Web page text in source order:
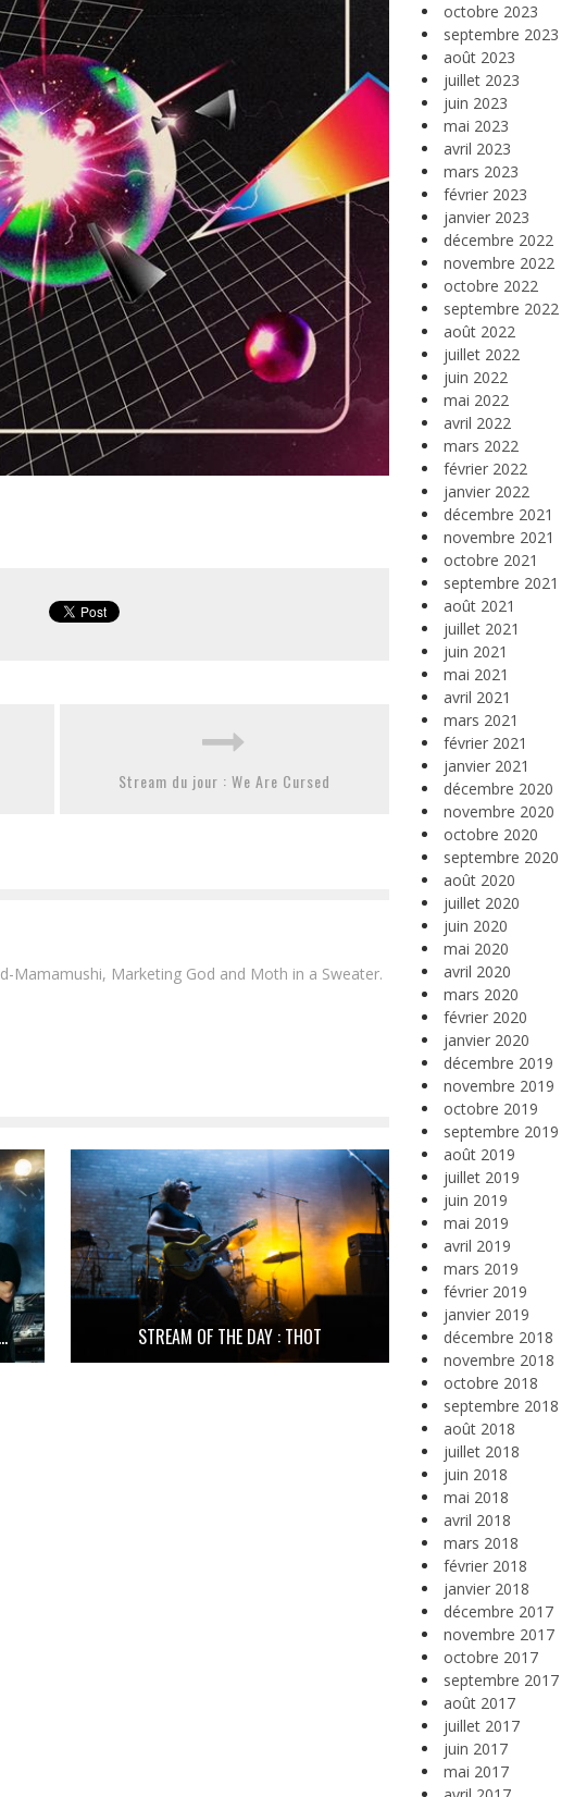
Stream du jour : We Are Cursed
Mamamushi, Marketing God and Moth in a Sweater.
STREAM OF THE DAY : THOT
octobre 2023
septembre 2023
août 2023
juillet 2023
juin 2023
mai 2023
avril 2023
mars 2023
février 2023
janvier 2023
décembre 2022
novembre 2022
octobre 2022
septembre 2022
août 2022
juillet 2022
juin 2022
mai 2022
avril 2022
mars 2022
février 2022
janvier 2022
décembre 2021
novembre 2021
octobre 2021
septembre 2021
août 2021
juillet 2021
juin 2021
mai 2021
avril 2021
mars 2021
février 2021
janvier 2021
décembre 2020
novembre 2020
octobre 2020
septembre 2020
août 2020
juillet 2020
juin 2020
mai 2020
avril 2020
mars 2020
février 2020
janvier 2020
décembre 2019
novembre 2019
octobre 2019
septembre 2019
août 2019
juillet 2019
juin 2019
mai 2019
avril 2019
mars 2019
février 2019
janvier 2019
décembre 2018
novembre 2018
octobre 2018
septembre 2018
août 2018
juillet 2018
juin 2018
mai 2018
avril 2018
mars 2018
février 2018
janvier 2018
décembre 2017
novembre 2017
octobre 2017
septembre 2017
août 2017
juillet 2017
juin 2017
mai 2017